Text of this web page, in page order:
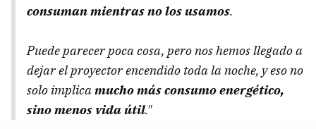
consuman mientras no los usamos.
Puede parecer poca cosa, pero nos hemos llegado a
dejar el proyector encendido toda la noche, y eso no
solo implicamucho más consumo energético,
sino menos vida útil."